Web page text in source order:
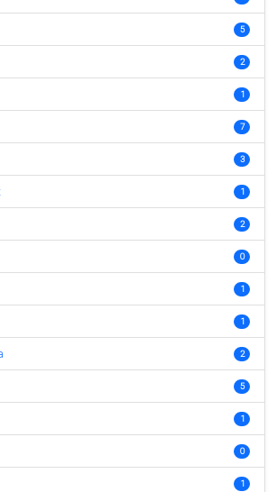
5
2
1
7
3
1
2
0
1
1
2
5
1
0
1